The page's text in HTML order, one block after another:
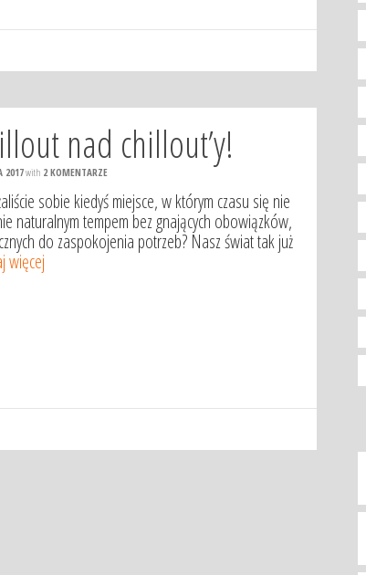
nad chillout’y!
2017with 2 KOMENTARZE
sobie kiedyś miejsce, w którym czasu się nie
naturalnym tempem bez gnających obowiązków,
do zaspokojenia potrzeb? Nasz świat tak już
więcej